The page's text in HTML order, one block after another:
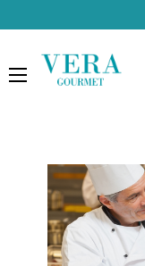
Toggle
☰